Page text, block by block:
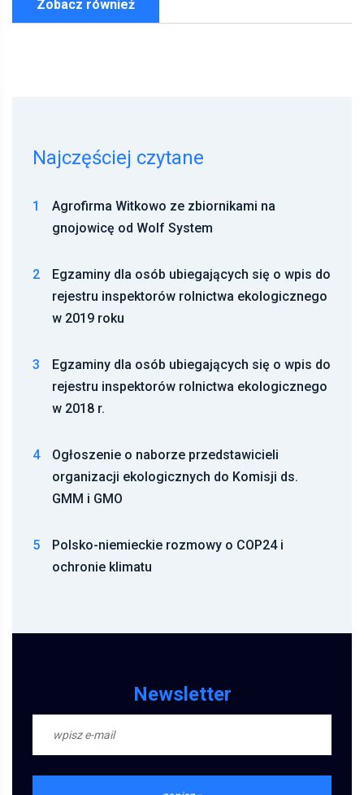
Zobacz również
Najczęściej czytane
1
Agrofirma Witkowo ze zbiornikami na
gnojowicę od Wolf System
2
Egzaminy dla osób ubiegających się o wpis do
rejestru inspektorów rolnictwa ekologicznego
w 2019 roku
3
Egzaminy dla osób ubiegających się o wpis do
rejestru inspektorów rolnictwa ekologicznego
w 2018 r.
4
Ogłoszenie o naborze przedstawicieli
organizacji ekologicznych do Komisji ds.
GMM i GMO
5
Polsko-niemieckie rozmowy o COP24 i
ochronie klimatu
Newsletter